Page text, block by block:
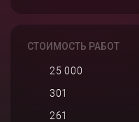
СТОИМОСТЬ РАБОТ
25 000
301
261